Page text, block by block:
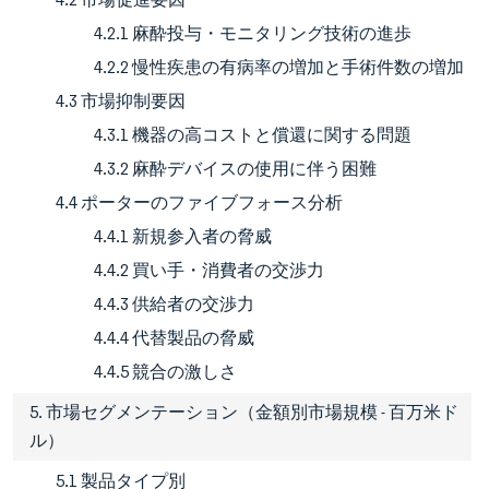
4.2.1 麻酔投与・モニタリング技術の進歩
4.2.2 慢性疾患の有病率の増加と手術件数の増加
4.3 市場抑制要因
4.3.1 機器の高コストと償還に関する問題
4.3.2 麻酔デバイスの使用に伴う困難
4.4 ポーターのファイブフォース分析
4.4.1 新規参入者の脅威
4.4.2 買い手・消費者の交渉力
4.4.3 供給者の交渉力
4.4.4 代替製品の脅威
4.4.5 競合の激しさ
5. 市場セグメンテーション（金額別市場規模 - 百万米ド
ル）
5.1 製品タイプ別